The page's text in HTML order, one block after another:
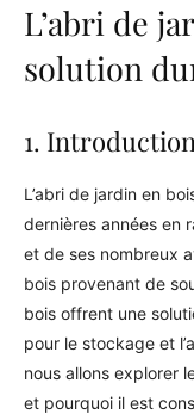
L’abri de
solution
1.
L’abri de jardin en
dernières années en
et de ses nombreux
bois provenant de
bois offrent une
pour le stockage et
nous allons explorer
et pourquoi il est